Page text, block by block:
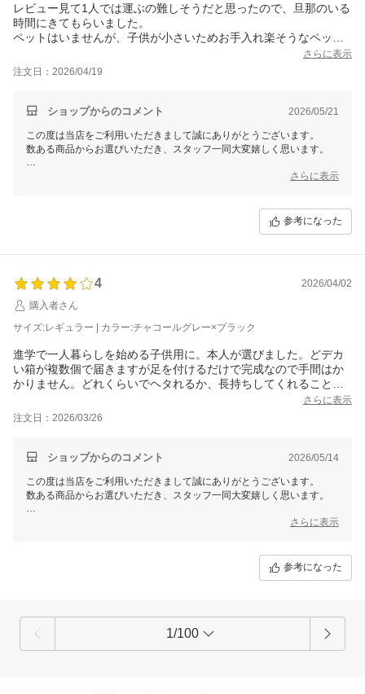
レビュー見て1人では運ぶの難しそうだと思ったので、旦那のいる
時間にきてもらいました。
ペットはいませんが、子供が小さいためお手入れ楽そうなペット
サラサラの触り心地でよかったです！
ゆったり座れて大満足です！
さらに表示
注文日：2026/04/19
ショップからのコメント 2026/05/21
この度は当店をご利用いただきまして誠にありがとうございます。
数ある商品からお選びいただき、スタッフ一同大変嬉しく思います。
これからもお客様にご満足いただける商品をご提供できるようさらに表示
参考になった
4
2026/04/02
購入者さん
サイズ:レギュラー | カラー:チャコールグレー×ブラック
進学で一人暮らしを始める子供用に。本人が選びました。どデカ
い箱が複数個で届きますが足を付けるだけで完成なので手間はか
かりません。どれくらいでヘタれるか、長持ちしてくれることを
さらに表示
注文日：2026/03/26
ショップからのコメント 2026/05/14
この度は当店をご利用いただきまして誠にありがとうございます。
数ある商品からお選びいただき、スタッフ一同大変嬉しく思います。
これからもお客様にご満足いただける商品をご提供できるようさらに表示
参考になった
1/100